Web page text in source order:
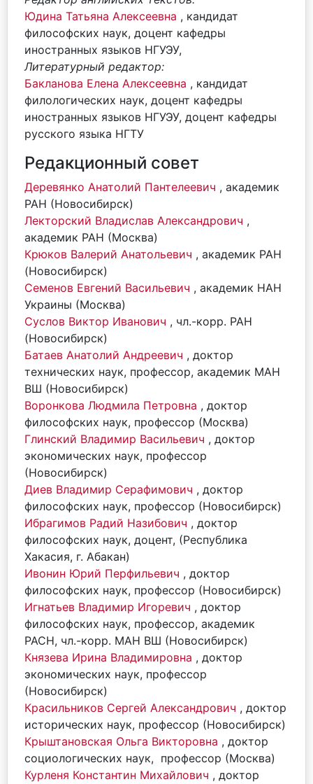
Юдина Татьяна Алексеевна , кандидат
философских наук, доцент кафедры
иностранных языков НГУЭУ,
Литературный редактор:
Бакланова Елена Алексеевна , кандидат
филологических наук, доцент кафедры
иностранных языков НГУЭУ, доцент кафедры
русского языка НГТУ
Редакционный совет
Деревянко Анатолий Пантелеевич , академик
РАН (Новосибирск)
Лекторский Владислав Александрович ,
академик РАН (Москва)
Крюков Валерий Анатольевич , академик РАН
(Новосибирск)
Семенов Евгений Васильевич , академик НАН
Украины (Москва)
Суслов Виктор Иванович , чл.-корр. РАН
(Новосибирск)
Батаев Анатолий Андреевич , доктор
технических наук, профессор, академик МАН
ВШ (Новосибирск)
Воронкова Людмила Петровна , доктор
философских наук, профессор (Москва)
Глинский Владимир Васильевич , доктор
экономических наук, профессор
(Новосибирск)
Диев Владимир Серафимович , доктор
философских наук, профессор (Новосибирск)
Ибрагимов Радий Назибович , доктор
философских наук, доцент, (Республика
Хакасия, г. Абакан)
Ивонин Юрий Перфильевич , доктор
философских наук, профессор (Новосибирск)
Игнатьев Владимир Игоревич , доктор
философских наук, профессор, академик
РАСН, чл.-корр. МАН ВШ (Новосибирск)
Князева Ирина Владимировна , доктор
экономических наук, профессор
(Новосибирск)
Красильников Сергей Александрович , доктор
исторических наук, профессор (Новосибирск)
Крыштановская Ольга Викторовна , доктор
социологических наук, профессор (Москва)
Курленя Константин Михайлович , доктор